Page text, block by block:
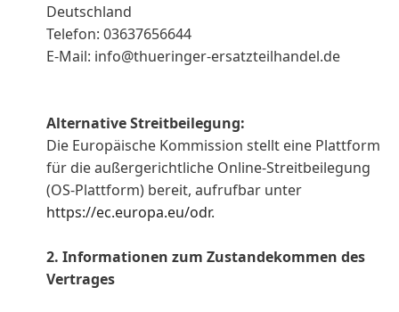
Deutschland
Telefon: 03637656644
E-Mail: info@thueringer-ersatzteilhandel.de
Alternative Streitbeilegung:
Die Europäische Kommission stellt eine Plattform
für die außergerichtliche Online-Streitbeilegung
(OS-Plattform) bereit, aufrufbar unter
https://ec.europa.eu/odr.
2. Informationen zum Zustandekommen des
Vertrages